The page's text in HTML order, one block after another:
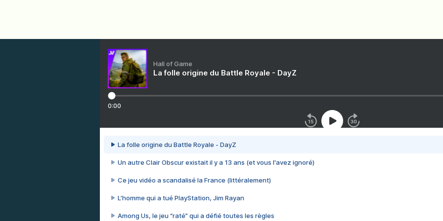
Hall of Game
La folle origine du Battle Royale - DayZ
0:00
La folle origine du Battle Royale - DayZ
Un autre Clair Obscur existait il y a 13 ans (et vous l'avez ignoré)
Ce jeu vidéo a scandalisé la France (littéralement)
L’homme qui a tué PlayStation, Jim Rayan
Among Us, le jeu “raté” qui a défié toutes les règles